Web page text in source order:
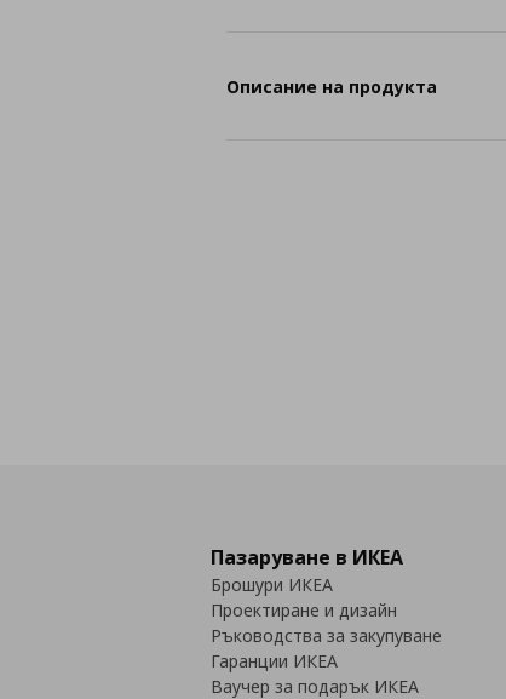
Описание на продукта
Пазаруване в ИКЕА
Брошури ИКЕА
Проектиране и дизайн
Ръководства за закупуване
Гаранции ИКЕА
Ваучер за подарък ИКЕА